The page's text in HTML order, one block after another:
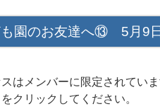
園のお友達へ⑬ 5月9日
はメンバーに限定されてい
クリックしてください。